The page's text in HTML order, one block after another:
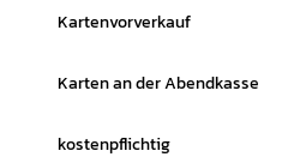
Kartenvorverkauf
Karten an der Abendkasse
kostenpflichtig